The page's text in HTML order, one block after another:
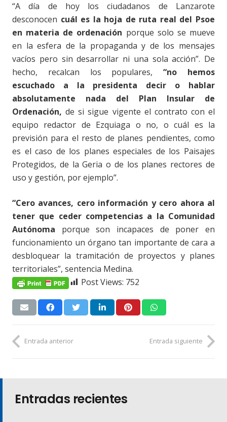
“A día de hoy los ciudadanos de Lanzarote
desconocen cuál es la hoja de ruta real del Psoe
en materia de ordenación porque solo se mueve
en la esfera de la propaganda y de los mensajes
vacíos pero sin desarrollar ni una sola acción”. De
hecho, recalcan los populares,“no hemos
escuchado a la presidenta decir o hablar
absolutamente nada del Plan Insular de
Ordenación, de si sigue vigente el contrato con el
equipo redactor de Ezquiaga o no, o cuál es la
previsión para el resto de planes pendientes, como
es el caso de los planes especiales de los Paisajes
Protegidos, de la Geria o de los planes rectores de
uso y gestión, por ejemplo”.
“Cero avances, cero información y cero ahora al
tener que ceder competencias a la Comunidad
Autónoma porque son incapaces de poner en
funcionamiento un órgano tan importante de cara a
desbloquear la tramitación de proyectos y planes
territoriales”, sentencia Medina.
Post Views: 752
Entrada anterior Entrada siguiente
Entradas recientes